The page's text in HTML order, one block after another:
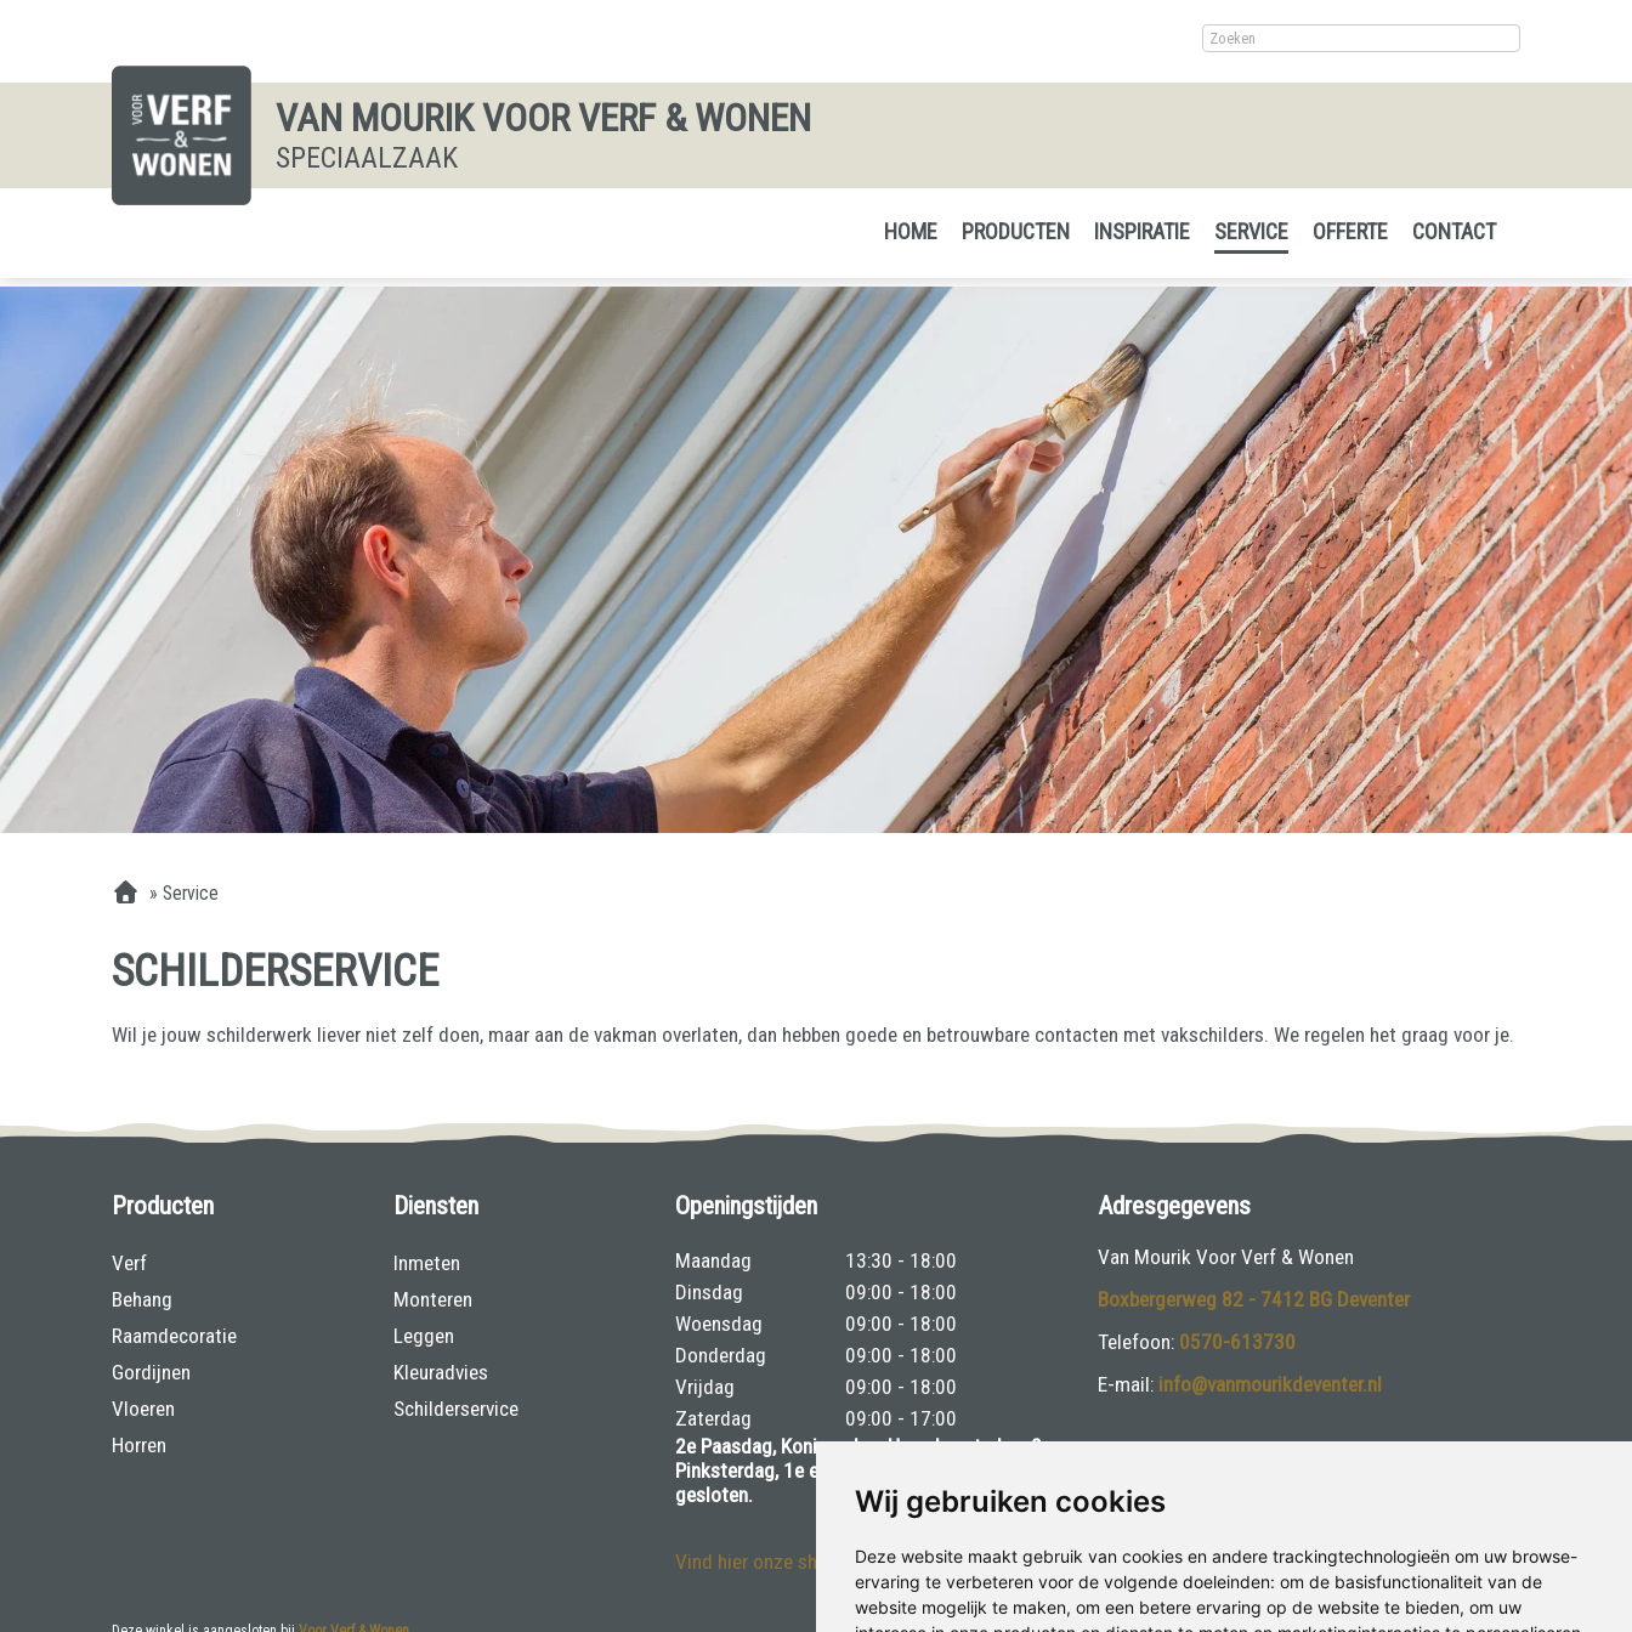
Wij gebruiken cookies
Deze website maakt gebruik van cookies en andere trackingtechnologieën om uw browse-
ervaring te verbeteren voor de volgende doeleinden: om de basisfunctionaliteit van de
website mogelijk te maken, om een betere ervaring op de website te bieden, om uw
VAN MOURIK VOOR VERF & WONEN
SPECIAALZAAK
HOME PRODUCTEN INSPIRATIE SERVICE OFFERTE CONTACT
»Service
SCHILDERSERVICE
Wil je jouw schilderwerk liever niet zelf doen, maar aan de vakman overlaten, dan hebben goede en betrouwbare contacten met vakschilders. We regelen het graag voor je.
Producten
Verf
Behang
Raamdecoratie
Gordijnen
Vloeren
Horren
Diensten
Inmeten
Monteren
Leggen
Kleuradvies
Schilderservice
Openingstijden
Maandag
13:30 - 18:00
Dinsdag
09:00 - 18:00
Woensdag
09:00 - 18:00
Donderdag
09:00 - 18:00
Vrijdag
09:00 - 18:00
Zaterdag
09:00 - 17:00
2e Paasdag, Koningsdag, Hemelvaartsdag, 2e
Pinksterdag, 1e en 2e kerstdag en Nieuwjaarsdag
gesloten.
Vind hier onze showroom
Adresgegevens
Van Mourik Voor Verf & Wonen
Boxbergerweg 82 - 7412 BG Deventer
Telefoon: 0570-613730
E-mail: info@vanmourikdeventer.nl